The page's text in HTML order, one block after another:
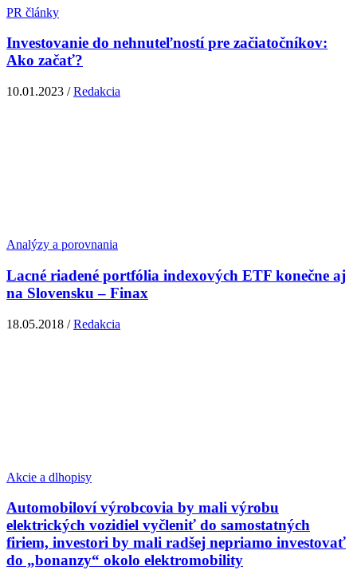
PR články
Investovanie do nehnuteľností pre začiatočníkov:
Ako začať?
10.01.2023 /Redakcia
Analýzy a porovnania
Lacné riadené portfólia indexových ETF konečne aj
na Slovensku – Finax
18.05.2018 /Redakcia
Akcie a dlhopisy
Automobiloví výrobcovia by mali výrobu
elektrických vozidiel vyčleniť do samostatných
firiem, investori by mali radšej nepriamo investovať
do „bonanzy“ okolo elektromobility